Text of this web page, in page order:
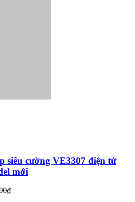
siêu cường VE3307 điện tử
mới